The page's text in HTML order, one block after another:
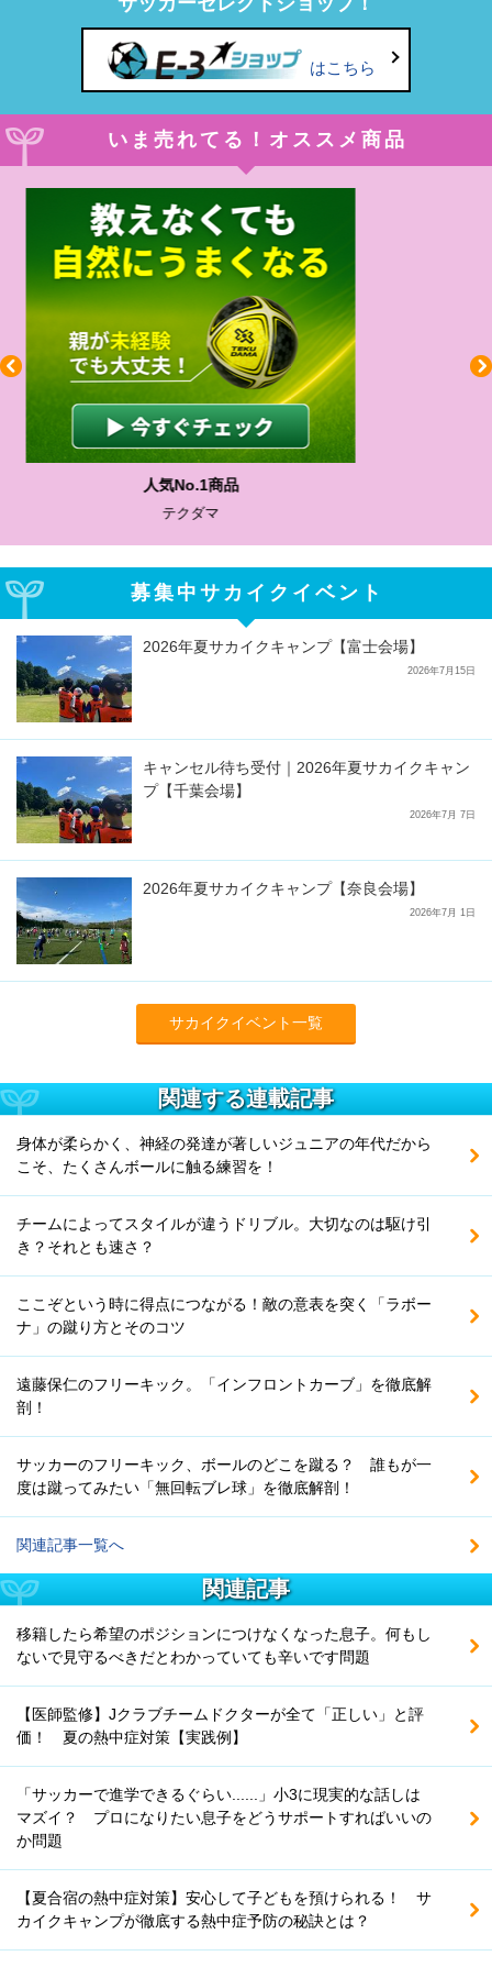
はこちら
いま売れてる！オススメ商品
わかりやすい質問に沿って書ける
サカイクサッカーノート
募集中サカイクイベント
2026年夏サカイクキャンプ【富士会場】
2026年7月15日
キャンセル待ち受付｜2026年夏サカイクキャン
プ【千葉会場】
2026年7月 7日
2026年夏サカイクキャンプ【奈良会場】
2026年7月 1日
サカイクイベント一覧
関連する連載記事
身体が柔らかく、神経の発達が著しいジュニアの年代だから
こそ、たくさんボールに触る練習を！
チームによってスタイルが違うドリブル。大切なのは駆け引
き？それとも速さ？
ここぞという時に得点につながる！敵の意表を突く「ラボー
ナ」の蹴り方とそのコツ
遠藤保仁のフリーキック。「インフロントカーブ」を徹底解
剖！
サッカーのフリーキック、ボールのどこを蹴る？ 誰もが一
度は蹴ってみたい「無回転ブレ球」を徹底解剖！
関連記事一覧へ
関連記事
移籍したら希望のポジションにつけなくなった息子。何もし
ないで見守るべきだとわかっていても辛いです問題
【医師監修】Jクラブチームドクターが全て「正しい」と評
価！ 夏の熱中症対策【実践例】
「サッカーで進学できるぐらい......」小3に現実的な話しは
マズイ？ プロになりたい息子をどうサポートすればいいの
か問題
【夏合宿の熱中症対策】安心して子どもを預けられる！ サ
カイクキャンプが徹底する熱中症予防の秘訣とは？